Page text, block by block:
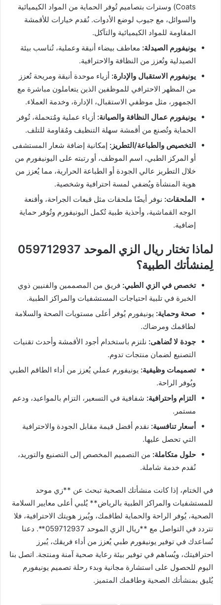
Coats) وسترات بتصاميم تُوفر الحماية من المواد الكيميائية
والسوائل، مع جيوب لوضع الأدوات. نُقدم خيارات للأقمشة
المقاومة للمواد الكيميائية والتآكل.
يونيفورم الصيدلة: معاطف بيضاء أنيقة وعملية، تُناسب بيئة
الصيدلية وتُعزز من النظافة والاحترافية.
يونيفورم الاستقبال والإدارة: أزياء موحدة أنيقة ومريحة تُعزز
من المظهر الاحترافي للموظفين الذين يتعاملون مباشرة مع
الجمهور، مثل موظفي الاستقبال، الإدارة، وخدمة العملاء.
يونيفورم عمال النظافة والصيانة: أزياء عملية ومُتحملة، تُوفر
الحماية وتُصنع من أقمشة سهلة التنظيف ومُقاومة للتلف.
التخصيص والطباعة/التطريز: إمكانية إضافة شعار المستشفى
أو المركز الطبي، اسم الموظف، أو رتبته على اليونيفورم من
خلال التطريز عالي الجودة أو الطباعة الحرارية، مما يُعزز من
هوية المنشأة ويُضفي لمسة احترافية وشخصية.
الملحقات: نوفر أيضًا ملحقات مثل قبعات الجراحة، وأقنعة
الوجه القماشية، وأحذية طبية تُكمل اليونيفورم وتُوفر حماية
إضافية.
لماذا تختار ريال الزي الموحد 059712937
لِمنشأتك الطبية؟
تخصص في الزي الطبي: فريق من المصممين والفنيين ذوي
الخبرة في تلبية احتياجات المستشفيات والمراكز الطبية.
صحة وحماية: يونيفورم يُوفر أعلى مستويات الصحة والسلامة
لطاقمك ومرضاك.
جودة لا تُضاهى: نلتزم باستخدام أجود الأقمشة وأحدث تقنيات
التصنيع لضمان منتجات تدوم.
تصميمات وظيفية: يونيفورم عملي يُعزز من أداء الطاقم الطبي
ويُوفر الراحة.
التزام واحترافية: شفافية في التسعير، التزام بالمواعيد، ودعم
مستمر.
أسعار تنافسية: نقدم أفضل قيمة مقابل الجودة والاحترافية
التي تحصل عليها.
حلول متكاملة: من التصميم المخصص إلى التصنيع والتوريد،
نُقدم خدمة شاملة.
في الختام، إذا كانت منشأتك الصحية تبحث عن **زي موحد
للمستشفيات والمراكز الطبية بالرياض** يُلبي أعلى معايير السلامة
الصحية، يُوفر الراحة والحماية لطاقمك، ويُبرز هويتك الاحترافية، فلا
تتردد في التواصل مع **ريال الزي الموحد 059712937**. دعنا
نُساعدك في توفير يونيفورم طبي يُعزز من أداء فريقك، يُبرز
احترافيتك، ويُساهم في توفير بيئة رعاية صحية آمنة ومنتجة. اتصل بنا
اليوم للحصول على استشارة مجانية وبدء رحلة تصميم يونيفورم
يُليق بمنشأتك الصحية وطاقمك المتميز.